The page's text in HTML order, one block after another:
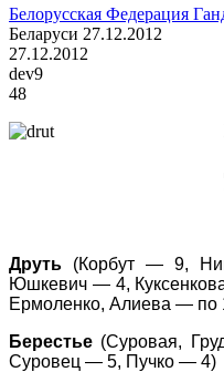
Белорусская Федерация
Беларуси 27.12.2012
27.12.2012
dev9
48
Друть (Корбут — 9,
Юшкевич — 4,
Ермоленко, Алиева — по
Берестье (Суровая,
Суровец — 5, Пучко — 4)